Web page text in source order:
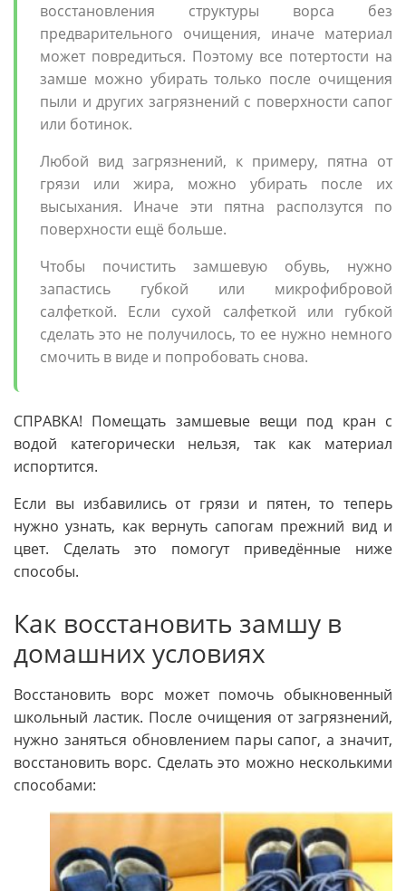
восстановления структуры ворса без
предварительного очищения, иначе материал
может повредиться. Поэтому все потертости на
замше можно убирать только после очищения
пыли и других загрязнений с поверхности сапог
или ботинок.
Любой вид загрязнений, к примеру, пятна от
грязи или жира, можно убирать после их
высыхания. Иначе эти пятна расползутся по
поверхности ещё больше.
Чтобы почистить замшевую обувь, нужно
запастись губкой или микрофибровой
салфеткой. Если сухой салфеткой или губкой
сделать это не получилось, то ее нужно немного
смочить в виде и попробовать снова.
СПРАВКА! Помещать замшевые вещи под кран с
водой категорически нельзя, так как материал
испортится.
Если вы избавились от грязи и пятен, то теперь
нужно узнать, как вернуть сапогам прежний вид и
цвет. Сделать это помогут приведённые ниже
способы.
Как восстановить замшу в
домашних условиях
Восстановить ворс может помочь обыкновенный
школьный ластик. После очищения от загрязнений,
нужно заняться обновлением пары сапог, а значит,
восстановить ворс. Сделать это можно несколькими
способами: